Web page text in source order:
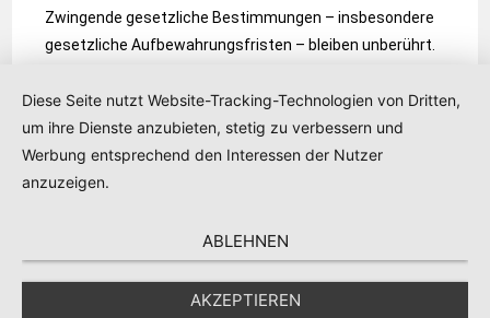
Zwingende gesetzliche Bestimmungen – insbesondere
gesetzliche Aufbewahrungsfristen – bleiben unberührt.
Kommentar­funktion auf dieser Website
Nutzername gespeichert.
Speicherung der IP-Adresse
Diese Seite nutzt Website-Tracking-Technologien von Dritten,
um ihre Dienste anzubieten, stetig zu verbessern und
Werbung entsprechend den Interessen der Nutzer
anzuzeigen.
ABLEHNEN
AKZEPTIEREN